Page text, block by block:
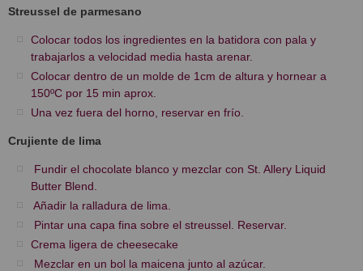
Streussel de parmesano
Colocar todos los ingredientes en la batidora con pala y
trabajarlos a velocidad media hasta arenar.
Colocar dentro de un molde de 1cm de altura y hornear a
150ºC por 15 min aprox.
Una vez fuera del horno, reservar en frío.
Crujiente de lima
Fundir el chocolate blanco y mezclar con St. Allery Liquid
Butter Blend.
Añadir la ralladura de lima.
Pintar una capa fina sobre el streussel. Reservar.
Crema ligera de cheesecake
Mezclar en un bol la maicena junto al azúcar.